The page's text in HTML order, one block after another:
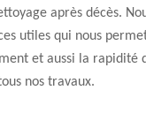
après décès.
utiles qui nous
et aussi la rapidité
nos travaux.